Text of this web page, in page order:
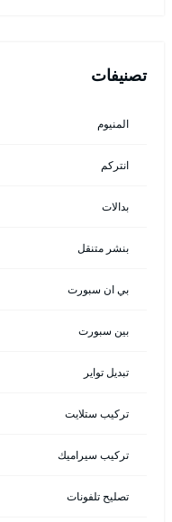
تصنيفات
المنيوم
انتركم
بدالات
بنشر متنقل
بي ان سبورت
بين سبورت
تبديل تواير
تركيب ستلايت
تركيب سيراميك
تصليح تلفونات